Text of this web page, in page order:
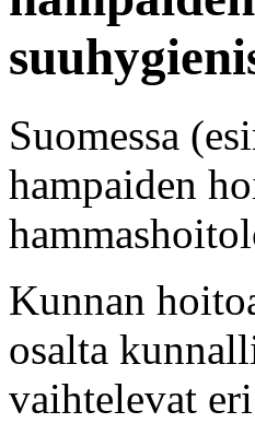
Suomessa
hampaiden
Kunnan
osalta
vaihtelevat